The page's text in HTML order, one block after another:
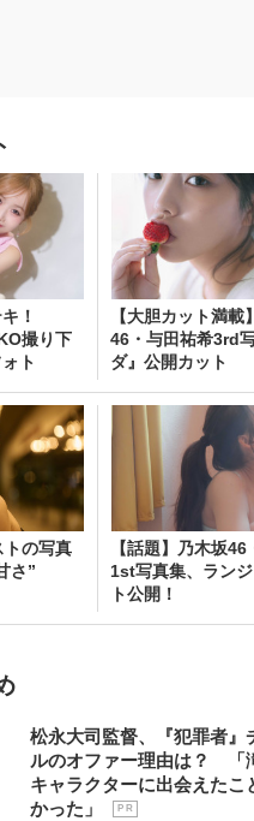
！
撮り下
ト
【大胆カット満載
46・与田祐希3rd
ダ』公開カット
トの写真
さ”
【話題】乃木坂
1st写真集、ラン
ト公開！
松永大司監督、『犯罪者』
ルのオファー理由は？ 「
キャラクターに出会えたこ
かった」
P R